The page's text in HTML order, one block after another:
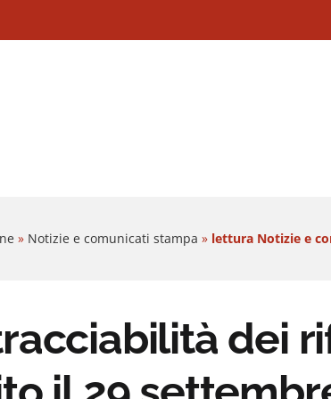
» Notizie e comunicati stampa » lettura Notizie e
dei